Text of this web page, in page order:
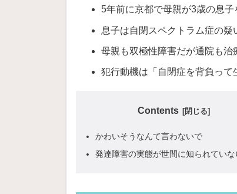
5年前に京都で母親が3歳の息
息子は自閉スペクトラム症の疑
母親も双極性障害だが通院も治
犯行動機は「自閉症を背負って
Contents
かわいそうなんて言わないで
発達障害の実態が世間に知られていな